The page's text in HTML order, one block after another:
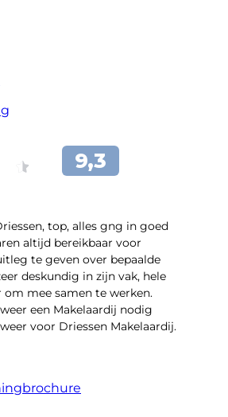
top, alles gng in goed
altijd bereikbaar voor
te geven over bepaalde
deskundig in zijn vak, hele
om mee samen te werken.
een Makelaardij nodig
voor Driessen Makelaardij.